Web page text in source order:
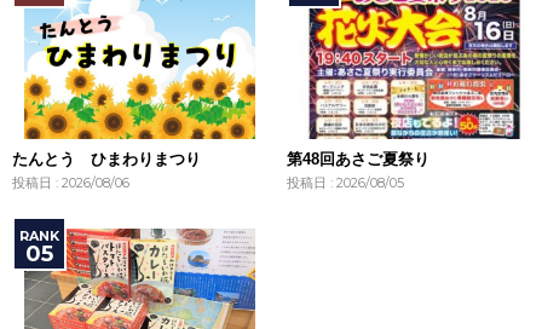
たんとう ひまわりまつり
投稿日 : 2026/08/06
第48回あさご夏祭り
投稿日 : 2026/08/05